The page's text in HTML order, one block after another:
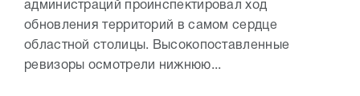
администраций проинспектировал ход
обновления территорий в самом сердце
областной столицы. Высокопоставленные
ревизоры осмотрели нижнюю...